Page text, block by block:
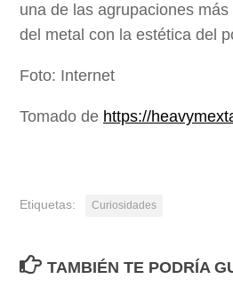
una de las agrupaciones
del metal con la estética del
Foto: Internet
Tomado de https://
Etiquetas: Curiosidades
TAMBIÉN TE PODRÍA